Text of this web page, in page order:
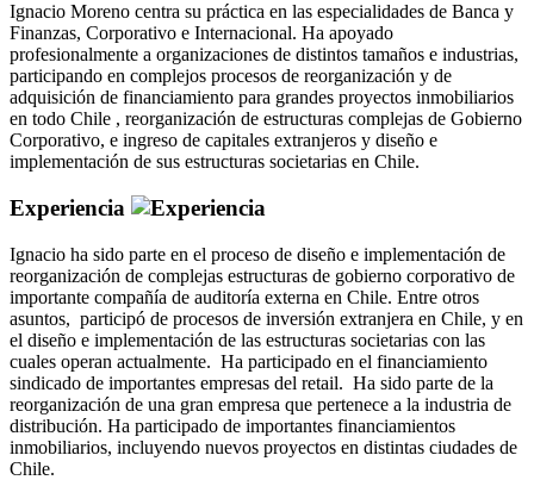
Ignacio Moreno centra su práctica en las especialidades de Banca y
Finanzas, Corporativo e Internacional. Ha apoyado
profesionalmente a organizaciones de distintos tamaños e industrias,
participando en complejos procesos de reorganización y de
adquisición de financiamiento para grandes proyectos inmobiliarios
en todo Chile , reorganización de estructuras complejas de Gobierno
Corporativo, e ingreso de capitales extranjeros y diseño e
implementación de sus estructuras societarias en Chile.
Experiencia
Ignacio ha sido parte en el proceso de diseño e implementación de
reorganización de complejas estructuras de gobierno corporativo de
importante compañía de auditoría externa en Chile. Entre otros
asuntos, participó de procesos de inversión extranjera en Chile, y en
el diseño e implementación de las estructuras societarias con las
cuales operan actualmente. Ha participado en el financiamiento
sindicado de importantes empresas del retail. Ha sido parte de la
reorganización de una gran empresa que pertenece a la industria de
distribución. Ha participado de importantes financiamientos
inmobiliarios, incluyendo nuevos proyectos en distintas ciudades de
Chile.